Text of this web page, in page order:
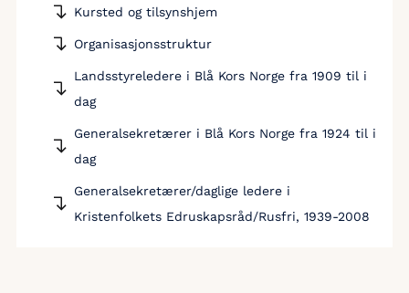
Kursted og tilsynshjem
Organisasjonsstruktur
Landsstyreledere i Blå Kors Norge fra 1909 til i
dag
Generalsekretærer i Blå Kors Norge fra 1924 til i
dag
Generalsekretærer/daglige ledere i
Kristenfolkets Edruskapsråd/Rusfri, 1939-2008